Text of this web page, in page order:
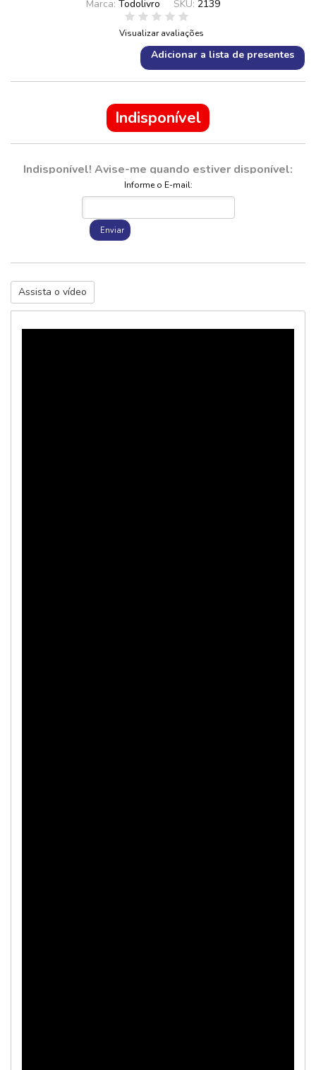
Marca: Todolivro SKU: 2139
Visualizar avaliações
Adicionar a lista de presentes
Indisponível
Indisponível! Avise-me quando estiver disponível:
Informe o E-mail:
Enviar
Assista o vídeo